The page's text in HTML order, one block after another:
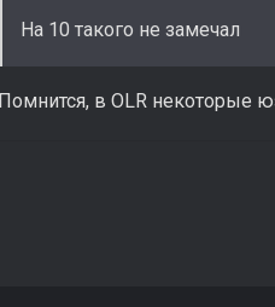
На 10 такого не замечал
Помнится, в OLR некоторые